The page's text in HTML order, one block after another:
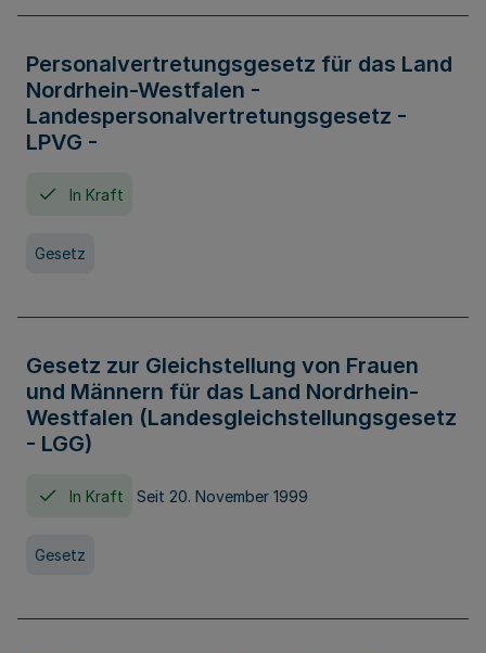
Personalvertretungsgesetz für das Land
Nordrhein-Westfalen -
Landespersonalvertretungsgesetz -
LPVG -
In Kraft
Gesetz
Gesetz zur Gleichstellung von Frauen
und Männern für das Land Nordrhein-
Westfalen (Landesgleichstellungsgesetz
- LGG)
In Kraft Seit 20. November 1999
Gesetz